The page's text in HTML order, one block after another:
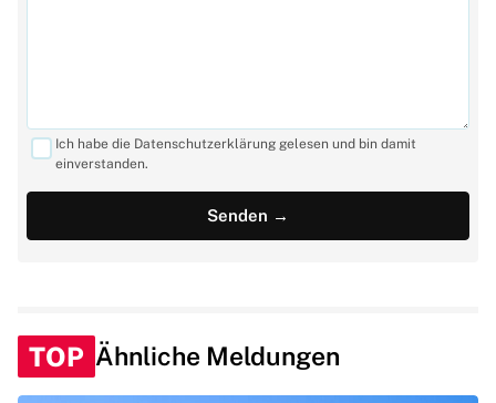
Ich habe die Datenschutzerklärung gelesen und bin damit
einverstanden.
TOP Ähnliche Meldungen